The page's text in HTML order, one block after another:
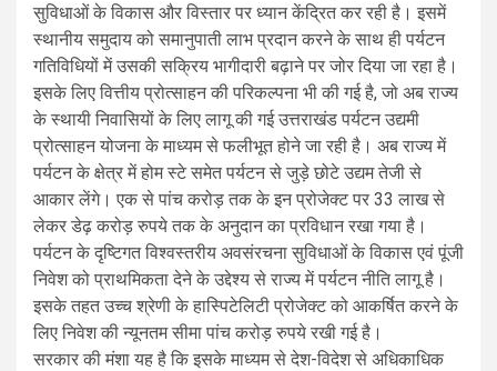
सुविधाओं के विकास और विस्तार पर ध्यान केंद्रित कर रही है। इसमें
स्थानीय समुदाय को समानुपाती लाभ प्रदान करने के साथ ही पर्यटन
गतिविधियों में उसकी सक्रिय भागीदारी बढ़ाने पर जोर दिया जा रहा है।
इसके लिए वित्तीय प्रोत्साहन की परिकल्पना भी की गई है, जो अब राज्य
के स्थायी निवासियों के लिए लागू की गई उत्तराखंड पर्यटन उद्यमी
प्रोत्साहन योजना के माध्यम से फलीभूत होने जा रही है। अब राज्य में
पर्यटन के क्षेत्र में होम स्टे समेत पर्यटन से जुड़े छोटे उद्यम तेजी से
आकार लेंगे। एक से पांच करोड़ तक के इन प्रोजेक्ट पर 33 लाख से
लेकर डेढ़ करोड़ रुपये तक के अनुदान का प्रविधान रखा गया है।
पर्यटन के दृष्टिगत विश्वस्तरीय अवसंरचना सुविधाओं के विकास एवं पूंजी
निवेश को प्राथमिकता देने के उद्देश्य से राज्य में पर्यटन नीति लागू है।
इसके तहत उच्च श्रेणी के हास्पिटेलिटी प्रोजेक्ट को आकर्षित करने के
लिए निवेश की न्यूनतम सीमा पांच करोड़ रुपये रखी गई है।
सरकार की मंशा यह है कि इसके माध्यम से देश-विदेश से अधिकाधिक